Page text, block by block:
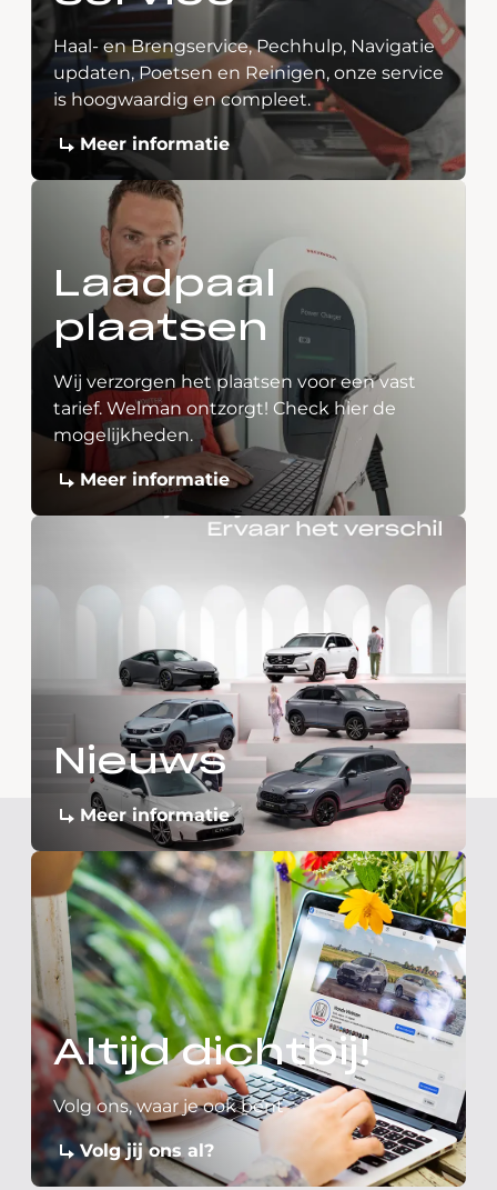
Haal- en Brengservice, Pechhulp, Navigatie
updaten, Poetsen en Reinigen, onze service
is hoogwaardig en compleet.
Meer informatie
Laadpaal
plaatsen
Wij verzorgen het plaatsen voor een vast
tarief. Welman ontzorgt! Check hier de
mogelijkheden.
Meer informatie
Nieuws
Meer informatie
Altijd dichtbij!
Volg ons, waar je ook bent
Volg jij ons al?